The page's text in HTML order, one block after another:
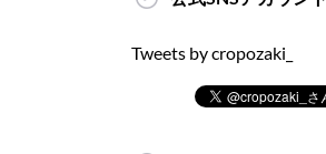
Tweets by cropozaki_